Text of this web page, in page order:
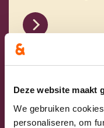
Deze website maakt
We gebruiken
personaliseren, om
Woordenlijst: